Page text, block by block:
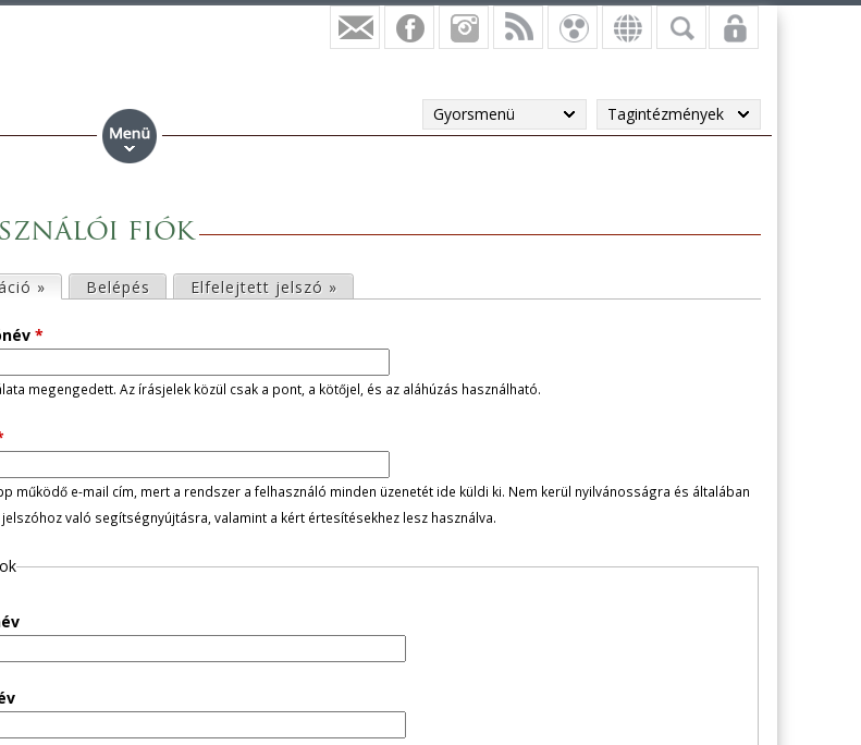
Gyorsmenü Tagintézmények
fiók
» (aktív fül)
Belépés Elfelejtett jelszó »
*
megengedett. Az írásjelek közül csak a pont, a kötőjel, és az aláhúzás használható.
működő e-mail cím, mert a rendszer a felhasználó minden üzenetét ide küldi ki. Nem kerül nyilvánosságra és általában
való segítségnyújtásra, valamint a kért értesítésekhez lesz használva.